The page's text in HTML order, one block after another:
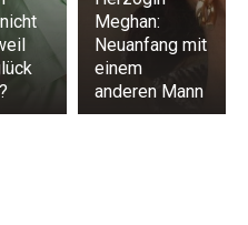
Meghan:
Neuanfang mit
einem
anderen Mann